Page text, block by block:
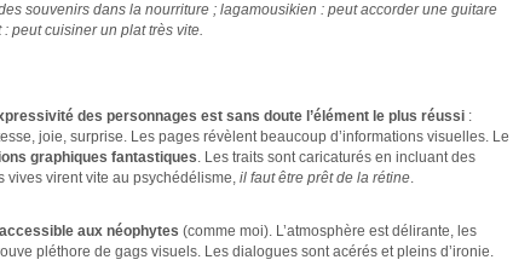
souvenirs dans la nourriture ; lagamousikien : peut accorder une guitare
peut cuisiner un plat très vite.
des personnages est sans doute l’élément le plus réussi :
joie, surprise. Les pages révèlent beaucoup d’informations visuelles. Le
graphiques fantastiques. Les traits sont caricaturés en incluant des
vives virent vite au psychédélisme, il faut être prêt de la rétine.
aux néophytes (comme moi). L’atmosphère est délirante, les
pléthore de gags visuels. Les dialogues sont acérés et pleins d’ironie.